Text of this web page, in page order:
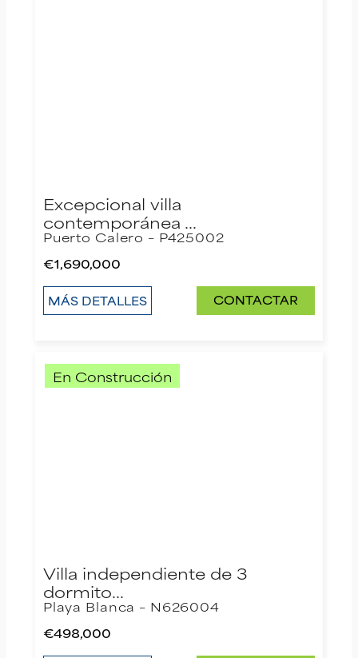
Excepcional villa
contemporánea …
Puerto Calero – P425002
€1,690,000
MÁS DETALLES CONTACTAR
En Construcción
Villa independiente de 3
dormito…
Playa Blanca – N626004
€498,000